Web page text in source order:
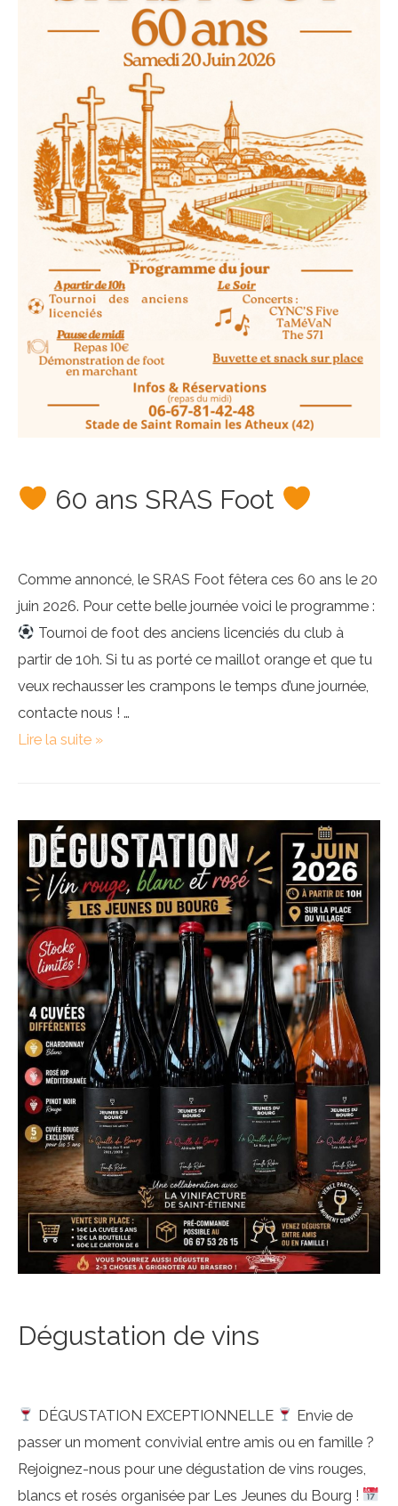
60 ans SRAS Foot
Comme annoncé, le SRAS Foot fêtera ces 60 ans le 20
juin 2026. Pour cette belle journée voici le programme :
Tournoi de foot des anciens licenciés du club à
partir de 10h. Si tu as porté ce maillot orange et que tu
veux rechausser les crampons le temps d’une journée,
contacte nous ! …
SRAS
Foot
Lire la suite »
Dégustation de vins
DÉGUSTATION EXCEPTIONNELLE
Envie de
passer un moment convivial entre amis ou en famille ?
Rejoignez-nous pour une dégustation de vins rouges,
blancs et rosés organisée par Les Jeunes du Bourg !